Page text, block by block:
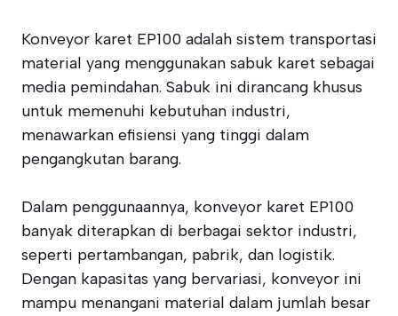
Konveyor karet EP100 adalah sistem transportasi
material yang menggunakan sabuk karet sebagai
media pemindahan. Sabuk ini dirancang khusus
untuk memenuhi kebutuhan industri,
menawarkan efisiensi yang tinggi dalam
pengangkutan barang.
Dalam penggunaannya, konveyor karet EP100
banyak diterapkan di berbagai sektor industri,
seperti pertambangan, pabrik, dan logistik.
Dengan kapasitas yang bervariasi, konveyor ini
mampu menangani material dalam jumlah besar